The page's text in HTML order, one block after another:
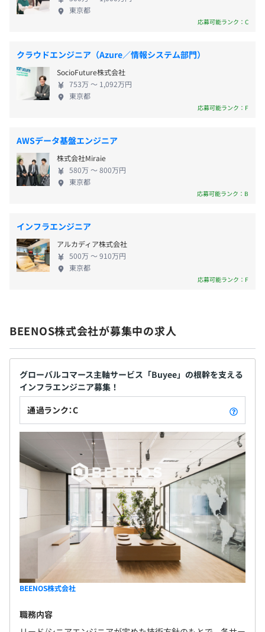
池上線 大崎広小路駅より徒歩1分
えて勤務した労働に対して支給する
休憩時間：60分（※昼食時間は業務の都合により各々の
平均残業時間：平均20時間／月
・土曜日、日曜日、国民の祝日、年末年始休暇、その他会
・年次有給休暇：入社月に応じて付与
（ただし試用期間中は3日に限り使用可、付与日数が3日
未満の場合は付与日数を上限とする）
・リフレッシュ休暇、誕生日休暇、慶弔休暇、永年勤続休
・通勤交通費支給（上限5万円）
・子ども手当支給制度（子1人につき10,000円／小学校卒
※半期単位での評価／給与改定をおこなっています。当月
から反映します。
社会保険完備（健康保険・厚生年金加入・雇用保険・労災
保険）
関東ITソフトウェア健康保険組合加入
3カ月（待遇の変更はありません）
東京都
応募可能ランク：C
クラウドエンジニア（Azure／情報システム部門）
SocioFuture株式会社
753万 〜 1,092万円
東京都
応募可能ランク：F
AWSデータ基盤エンジニア
株式会社Miraie
580万 〜 800万円
東京都
応募可能ランク：B
インフラエンジニア
アルカディア株式会社
500万 〜 910万円
東京都
応募可能ランク：F
BEENOS株式会社が募集中の求人
グローバルコマース主軸サービス「Buyee」の根幹を支える
インフラエンジニア募集！
通過ランク：C
BEENOS株式会社
職務内容